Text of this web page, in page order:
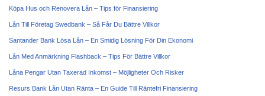
Köpa Hus och Renovera Lån – Tips för Finansiering
Lån Till Företag Swedbank – Så Får Du Bättre Villkor
Santander Bank Lösa Lån – En Smidig Lösning För Din Ekonomi
Lån Med Anmärkning Flashback – Tips För Bättre Villkor
Låna Pengar Utan Taxerad Inkomst – Möjligheter Och Risker
Resurs Bank Lån Utan Ränta – En Guide Till Räntefri Finansiering